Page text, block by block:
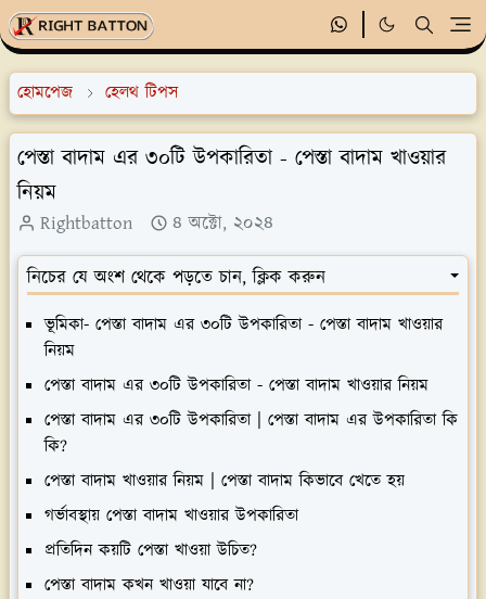
হোমপেজ হেলথ টিপস
পেস্তা বাদাম এর ৩০টি উপকারিতা - পেস্তা বাদাম খাওয়ার
নিয়ম
Rightbatton ৪ অক্টো, ২০২৪
নিচের যে অংশ থেকে পড়তে চান, ক্লিক করুন
ভূমিকা- পেস্তা বাদাম এর ৩০টি উপকারিতা - পেস্তা বাদাম খাওয়ার
নিয়ম
পেস্তা বাদাম এর ৩০টি উপকারিতা - পেস্তা বাদাম খাওয়ার নিয়ম
পেস্তা বাদাম এর ৩০টি উপকারিতা | পেস্তা বাদাম এর উপকারিতা কি
কি?
পেস্তা বাদাম খাওয়ার নিয়ম | পেস্তা বাদাম কিভাবে খেতে হয়
গর্ভাবস্থায় পেস্তা বাদাম খাওয়ার উপকারিতা
প্রতিদিন কয়টি পেস্তা খাওয়া উচিত?
পেস্তা বাদাম কখন খাওয়া যাবে না?